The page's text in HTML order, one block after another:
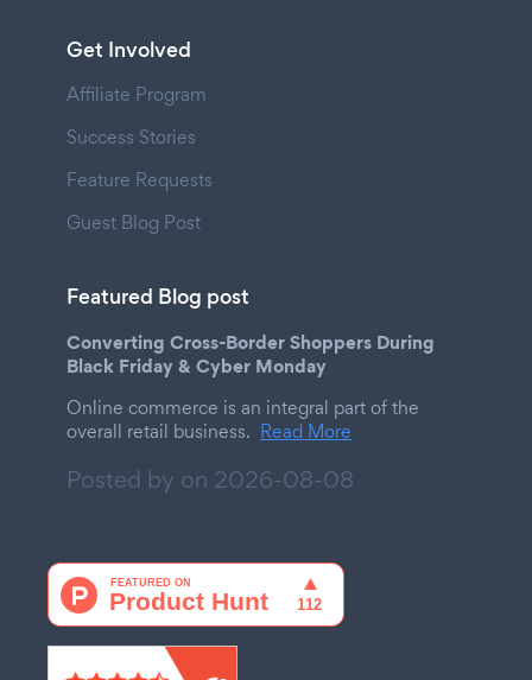
Get Involved
Affiliate Program
Success Stories
Feature Requests
Guest Blog Post
Featured Blog post
Converting Cross-Border Shoppers During
Black Friday & Cyber Monday
Online commerce is an integral part of the
overall retail business. Read More
Posted by on 2026-08-08